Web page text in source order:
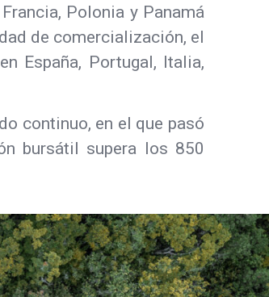
Polonia y Panamá
de comercialización, el
España, Portugal, Italia,
continuo, en el que pasó
bursátil supera los 850